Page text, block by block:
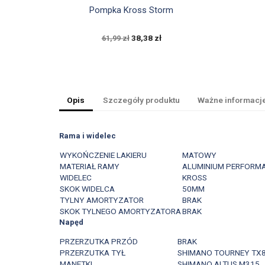
Szybki podgląd
Pompka Kross Storm
61,99 zł 38,38 zł
Opis Szczegóły produktu Ważne
Rama i widelec
WYKOŃCZENIE LAKIERU
MATOWY
MATERIAŁ RAMY
ALUMINIUM
WIDELEC
KROSS
SKOK WIDELCA
50MM
TYLNY AMORTYZATOR
BRAK
SKOK TYLNEGO AMORTYZATORABRAK
Napęd
PRZERZUTKA PRZÓD
BRAK
PRZERZUTKA TYŁ
SHIMANO TOURNEY